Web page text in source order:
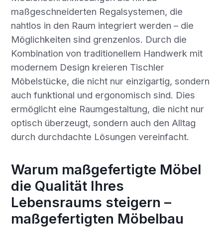
maßgeschneiderten Regalsystemen, die
nahtlos in den Raum integriert werden – die
Möglichkeiten sind grenzenlos. Durch die
Kombination von traditionellem Handwerk mit
modernem Design kreieren Tischler
Möbelstücke, die nicht nur einzigartig, sondern
auch funktional und ergonomisch sind. Dies
ermöglicht eine Raumgestaltung, die nicht nur
optisch überzeugt, sondern auch den Alltag
durch durchdachte Lösungen vereinfacht.
Warum maßgefertigte Möbel
die Qualität Ihres
Lebensraums steigern –
maßgefertigten Möbelbau